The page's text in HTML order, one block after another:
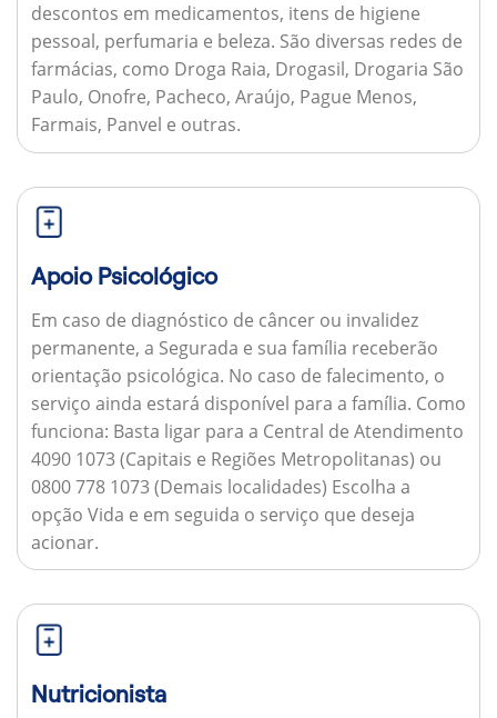
descontos em medicamentos, itens de higiene
pessoal, perfumaria e beleza. São diversas redes de
farmácias, como Droga Raia, Drogasil, Drogaria São
Paulo, Onofre, Pacheco, Araújo, Pague Menos,
Farmais, Panvel e outras.
Apoio Psicológico
Em caso de diagnóstico de câncer ou invalidez
permanente, a Segurada e sua família receberão
orientação psicológica. No caso de falecimento, o
serviço ainda estará disponível para a família. Como
funciona: Basta ligar para a Central de Atendimento
4090 1073 (Capitais e Regiões Metropolitanas) ou
0800 778 1073 (Demais localidades) Escolha a
opção Vida e em seguida o serviço que deseja
acionar.
Nutricionista